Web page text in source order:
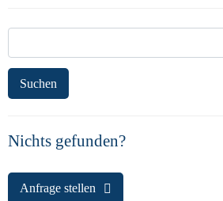
Suchen
Nichts gefunden?
Anfrage stellen